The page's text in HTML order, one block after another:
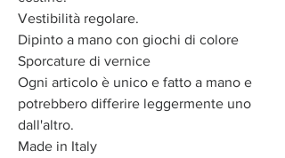
Vestibilità regolare.
Dipinto a mano con giochi di colore
Sporcature di vernice
Ogni articolo è unico e fatto a mano e
potrebbero differire leggermente uno
dall'altro.
Made in Italy